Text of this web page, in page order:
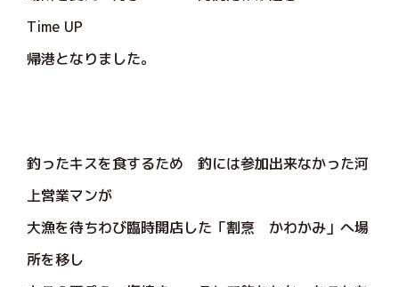
Time UP
帰港となりました。
釣ったキスを食するため 釣には参加出来なかった河
上営業マンが
大漁を待ちわび臨時開店した「割烹 かわかみ」へ場
所を移し